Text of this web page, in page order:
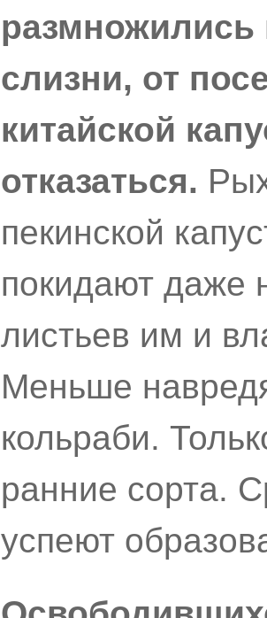
размножились
слизни, от
китайской
отказаться.
пекинской
покидают даже
листьев им и
Меньше
кольраби.
ранние сорта.
успеют